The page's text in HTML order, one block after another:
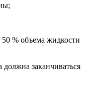
% объема жидкости
заканчиваться